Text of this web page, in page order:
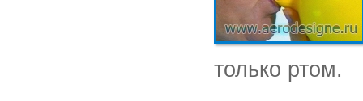
только ртом.